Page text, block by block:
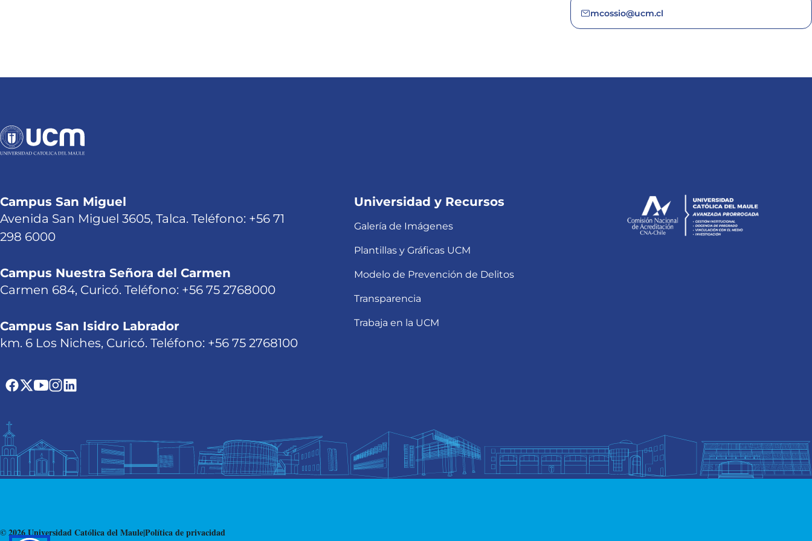
mcossio@ucm.cl
Campus San Miguel
Avenida San Miguel 3605, Talca. Teléfono: +56 71
298 6000
Campus Nuestra Señora del Carmen
Carmen 684, Curicó. Teléfono: +56 75 2768000
Campus San Isidro Labrador
km. 6 Los Niches, Curicó. Teléfono: +56 75 2768100
Universidad y Recursos
Galería de Imágenes
Plantillas y Gráficas UCM
Modelo de Prevención de Delitos
Transparencia
Trabaja en la UCM
© 2026 Universidad Católica del Maule|Política de privacidad